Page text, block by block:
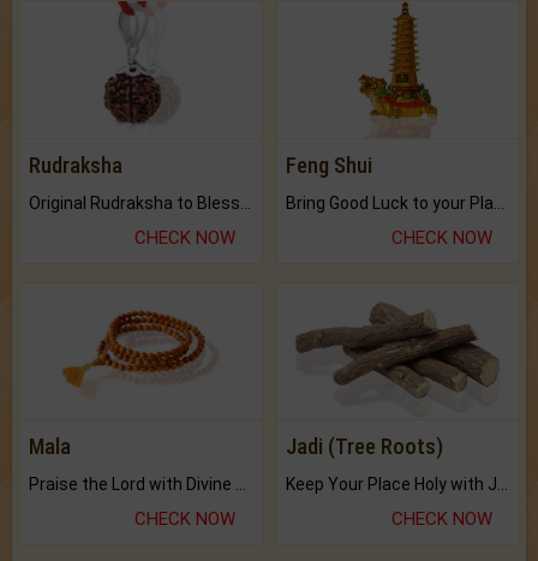
Rudraksha
CHECK NOW
Feng Shui
CHECK NOW
Mala
Praise the Lord with Divine Energies of Mala.
CHECK NOW
Jadi (Tree Roots)
Keep Your Place Holy with Jadi.
CHECK NOW